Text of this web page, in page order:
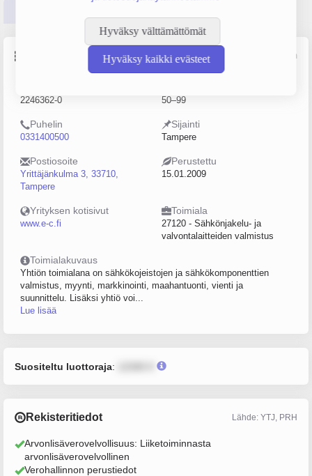
Hyväksy välttämättömät
Hyväksy kaikki evästeetLähde: YTJ, PRH, Traficom
2246362-0 50–99
Puhelin
0331400500
Sijainti
Tampere
Postiosoite
Yrittäjänkulma 3, 33710,
Tampere
Perustettu
15.01.2009
Yrityksen kotisivut
www.e-c.fi
Toimiala
27120 - Sähkönjakelu- ja
valvontalaitteiden valmistus
Toimialakuvaus
Yhtiön toimialana on sähkökojeistojen ja sähkökomponenttien
valmistus, myynti, markkinointi, maahantuonti, vienti ja
suunnittelu. Lisäksi yhtiö voi...
Lue lisää
Suositeltu luottoraja:
Rekisteritiedot Lähde: YTJ, PRH
Arvonlisäverovelvollisuus: Liiketoiminnasta
arvonlisäverovelvollinen
Verohallinnon perustiedot